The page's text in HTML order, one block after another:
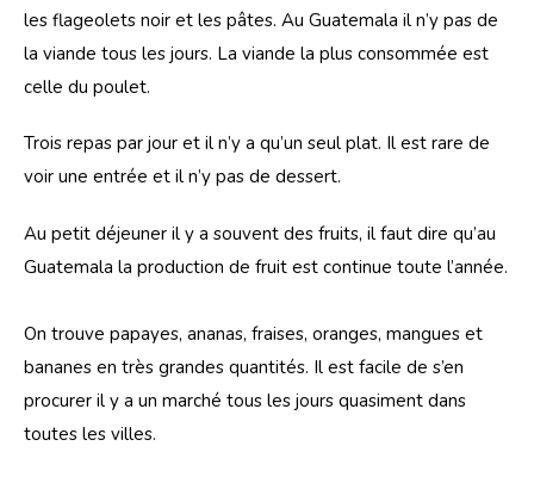
les flageolets noir et les pâtes. Au Guatemala il n’y pas de
la viande tous les jours. La viande la plus consommée est
celle du poulet.
Trois repas par jour et il n’y a qu’un seul plat. Il est rare de
voir une entrée et il n’y pas de dessert.
Au petit déjeuner il y a souvent des fruits, il faut dire qu’au
Guatemala la production de fruit est continue toute l’année.
On trouve papayes, ananas, fraises, oranges, mangues et
bananes en très grandes quantités. Il est facile de s’en
procurer il y a un marché tous les jours quasiment dans
toutes les villes.